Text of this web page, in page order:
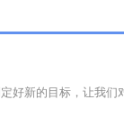
好新的目标，让我们